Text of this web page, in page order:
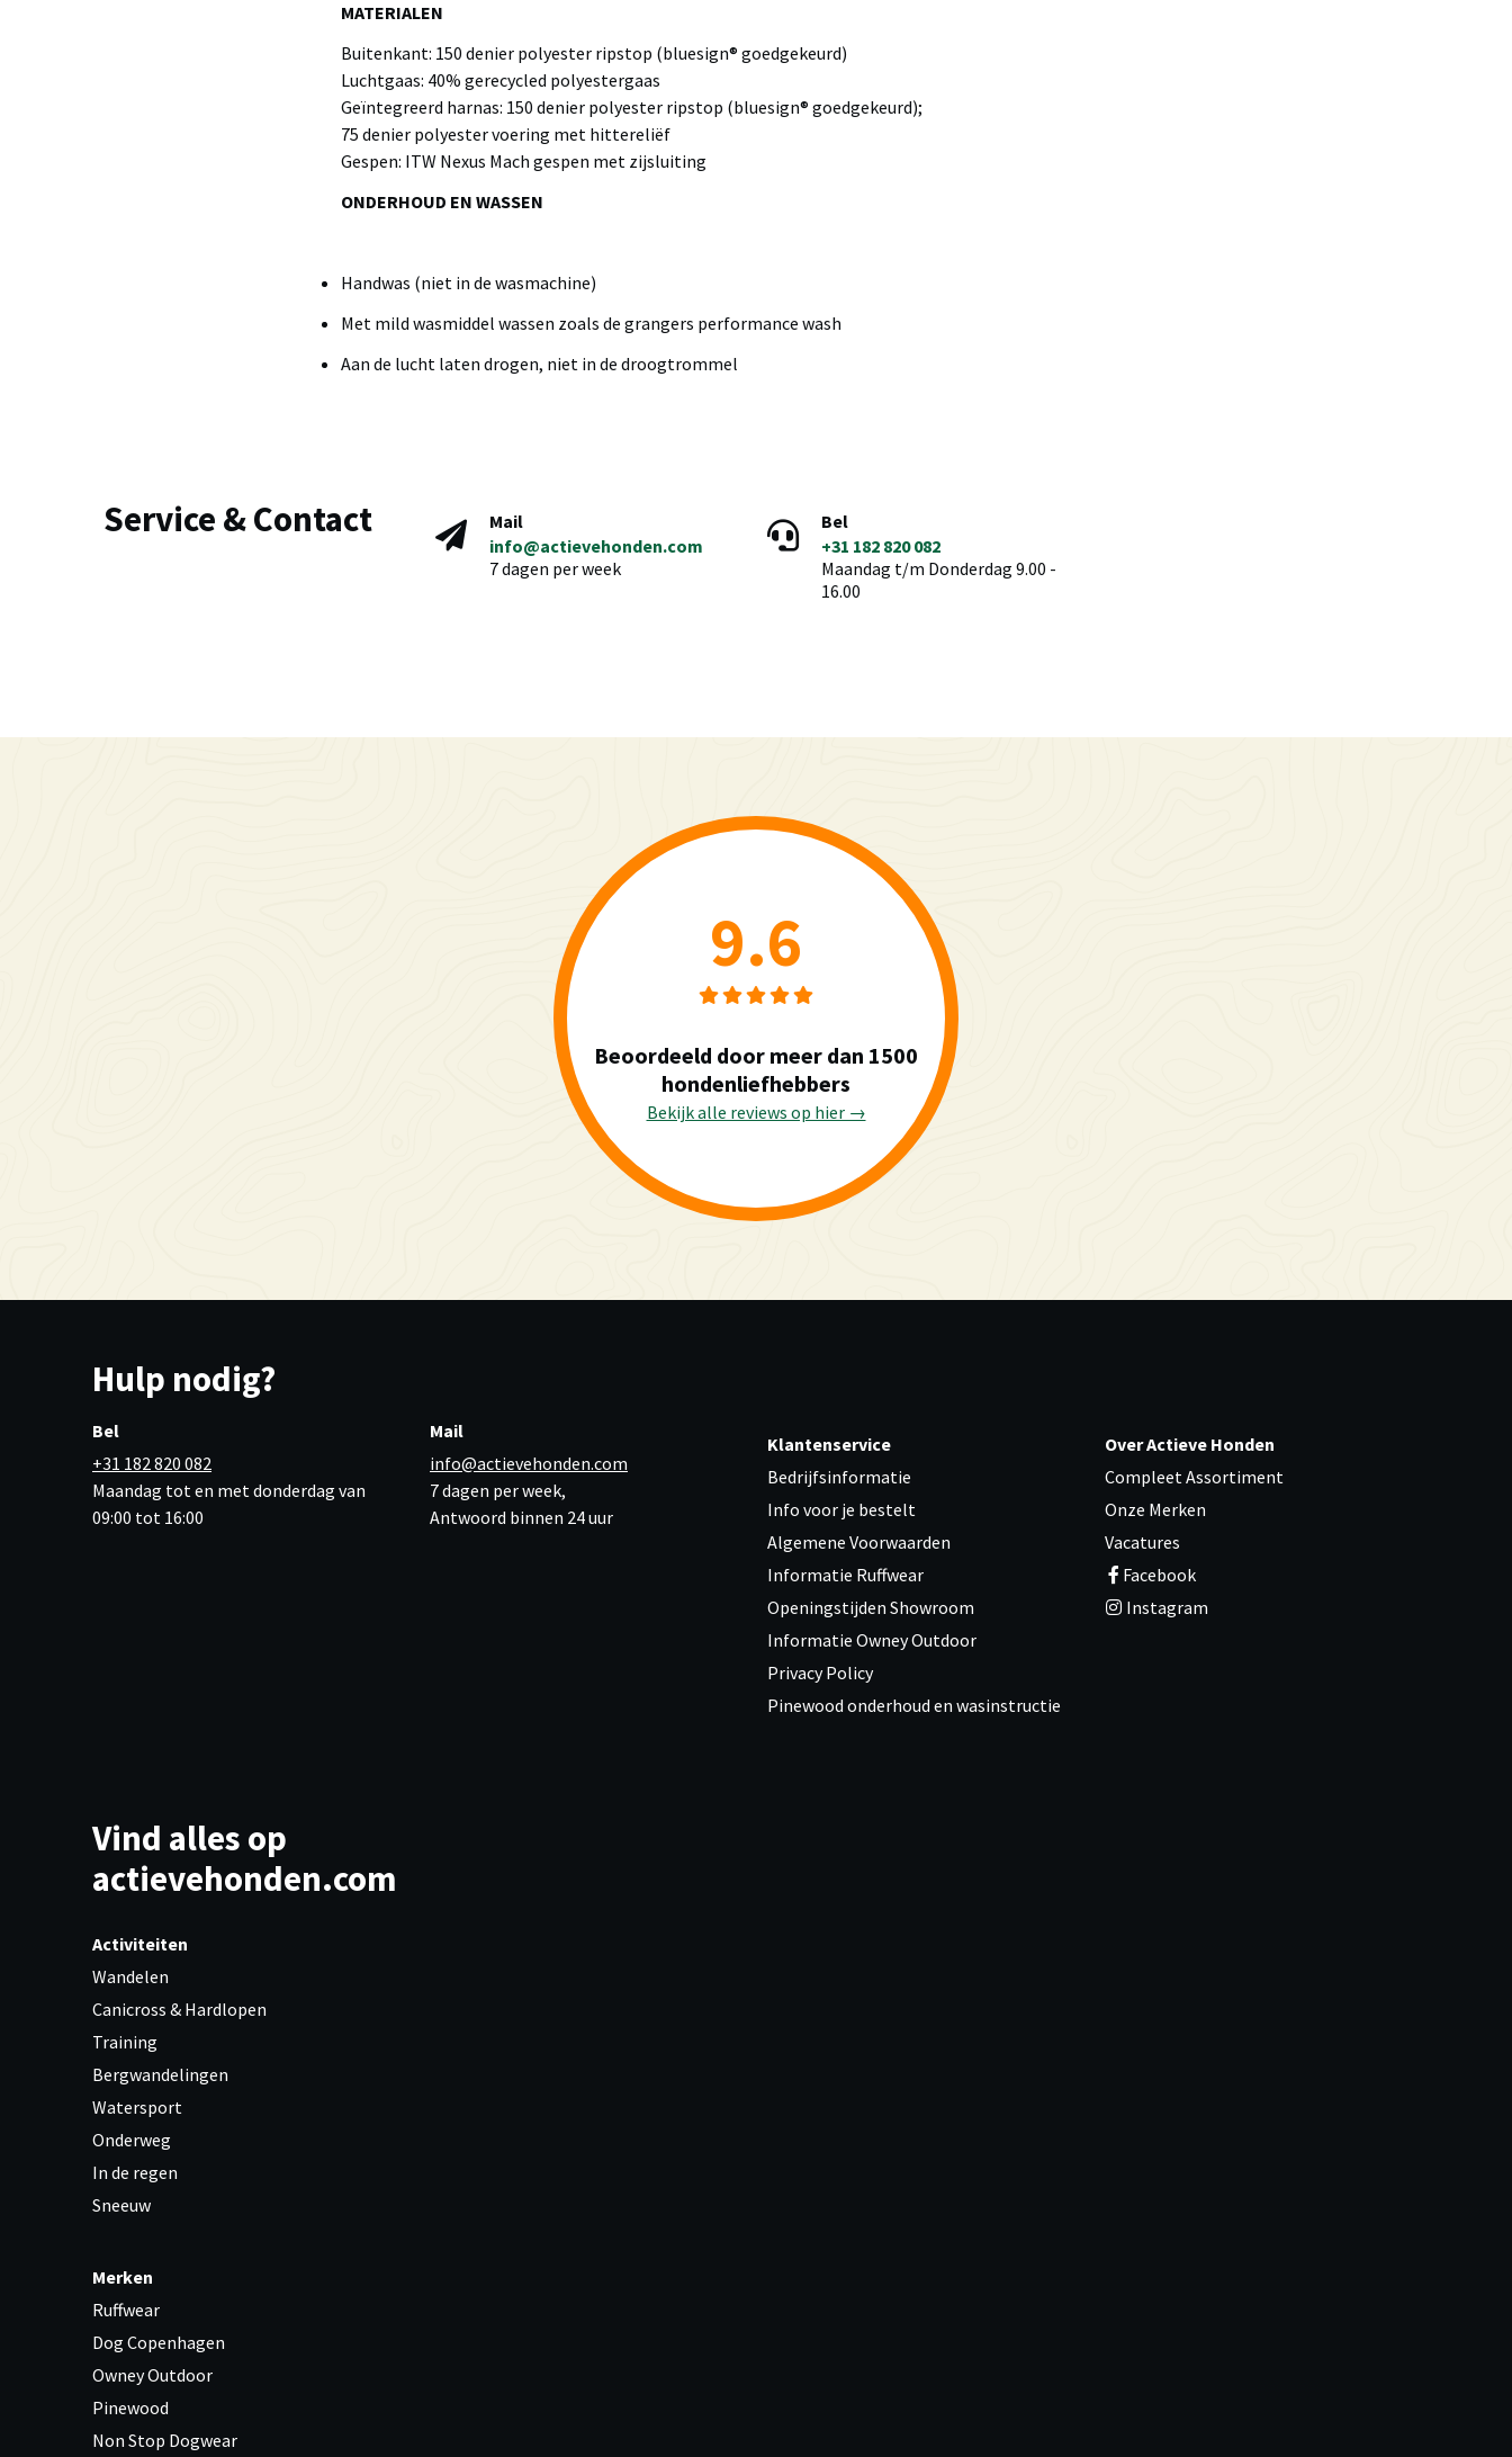
MATERIALEN
Buitenkant: 150 denier polyester ripstop (bluesign® goedgekeurd)
Luchtgaas: 40% gerecycled polyestergaas
Geïntegreerd harnas: 150 denier polyester ripstop (bluesign® goedgekeurd);
75 denier polyester voering met hittereliëf
Gespen: ITW Nexus Mach gespen met zijsluiting
ONDERHOUD EN WASSEN
Handwas (niet in de wasmachine)
Met mild wasmiddel wassen zoals de grangers performance wash
Aan de lucht laten drogen, niet in de droogtrommel
Service & Contact
Mail
info@actievehonden.com
7 dagen per week
Bel
+31 182 820 082
Maandag t/m Donderdag 9.00 -
16.00
9.6
Beoordeeld door meer dan 1500
hondenliefhebbers
Bekijk alle reviews op hier →
Hulp nodig?
Bel
+31 182 820 082
Maandag tot en met donderdag van
09:00 tot 16:00
Mail
info@actievehonden.com
7 dagen per week,
Antwoord binnen 24 uur
Klantenservice
Bedrijfsinformatie
Info voor je bestelt
Algemene Voorwaarden
Informatie Ruffwear
Openingstijden Showroom
Informatie Owney Outdoor
Privacy Policy
Pinewood onderhoud en wasinstructie
Over Actieve Honden
Compleet Assortiment
Onze Merken
Vacatures
Facebook
Instagram
Vind alles op
actievehonden.com
Activiteiten
Wandelen
Canicross & Hardlopen
Training
Bergwandelingen
Watersport
Onderweg
In de regen
Sneeuw
Merken
Ruffwear
Dog Copenhagen
Owney Outdoor
Pinewood
Non Stop Dogwear